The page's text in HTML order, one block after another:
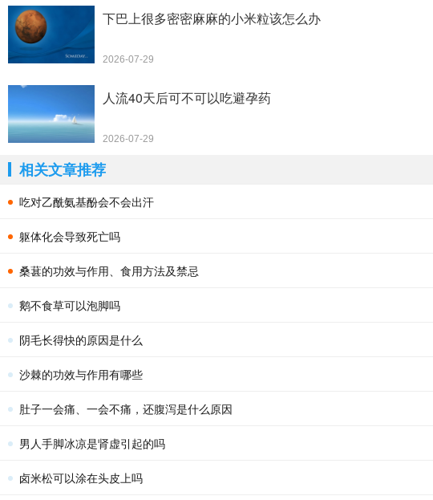
下巴上很多密密麻麻的小米粒该怎么办
2026-07-29
人流40天后可不可以吃避孕药
2026-07-29
相关文章推荐
吃对乙酰氨基酚会不会出汗
躯体化会导致死亡吗
桑葚的功效与作用、食用方法及禁忌
鹅不食草可以泡脚吗
阴毛长得快的原因是什么
沙棘的功效与作用有哪些
肚子一会痛、一会不痛，还腹泻是什么原因
男人手脚冰凉是肾虚引起的吗
卤米松可以涂在头皮上吗